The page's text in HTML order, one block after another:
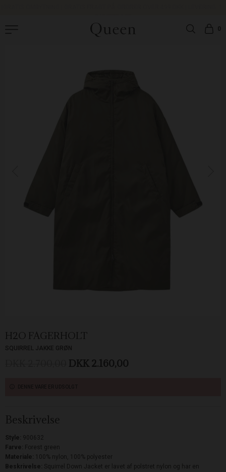
0
H2O FAGERHOLT
SQUIRREL JAKKE GRØN
DKK 2.160,00
Beskrivelse
Style: 900632
Farve:
Forest green
Materiale:
100% nylon, 100% polyester
Beskrivelse: Squirrel Down Jacket er lavet af polstret nylon og har en